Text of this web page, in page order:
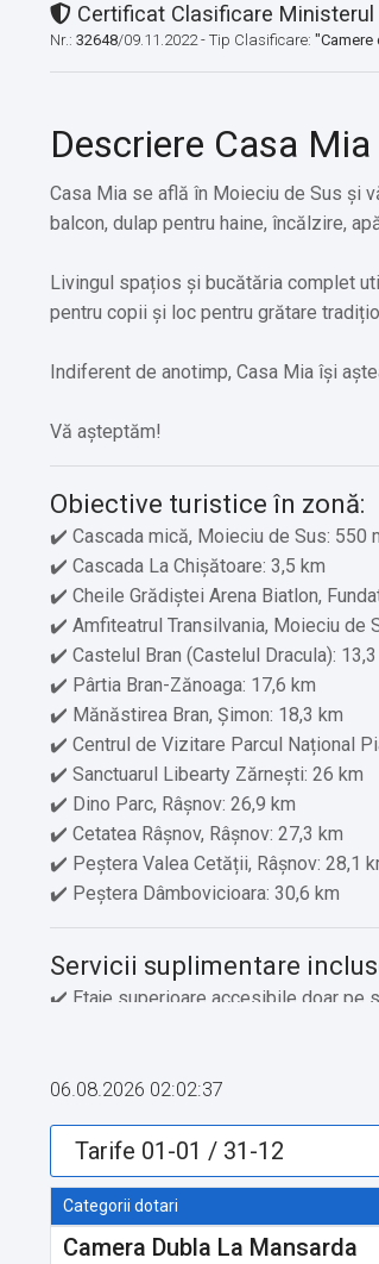
Certificat Clasificare Ministerul
Nr.: 32648/09.11.2022 - Tip Clasificare: "Camere
Descriere Casa Mia
Casa Mia se află în Moieciu de Sus și
balcon, dulap pentru haine, încălzire,
Livingul spațios și bucătăria complet
pentru copii și loc pentru grătare
Indiferent de anotimp, Casa Mia își
Vă așteptăm!
Obiective turistice în zonă:
✔️ Cascada mică, Moieciu de Sus: 550
✔️ Cascada La Chișătoare: 3,5 km
✔️ Cheile Grădiștei Arena Biatlon,
✔️ Amfiteatrul Transilvania, Moieciu de
✔️ Castelul Bran (Castelul Dracula):
✔️ Pârtia Bran-Zănoaga: 17,6 km
✔️ Mănăstirea Bran, Șimon: 18,3 km
✔️ Centrul de Vizitare Parcul Național
✔️ Sanctuarul Libearty Zărnești: 26 km
✔️ Dino Parc, Râșnov: 26,9 km
✔️ Cetatea Râșnov, Râșnov: 27,3 km
✔️ Peștera Valea Cetății, Râșnov: 28,1
✔️ Peștera Dâmbovicioara: 30,6 km
Servicii suplimentare
✔️ Etaje superioare accesibile doar pe
06.08.2026 02:02:37
Categorii dotari
Camera Dubla La Mansarda